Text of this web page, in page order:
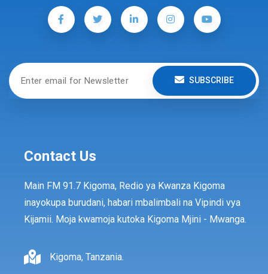
SUBSCRIBE
Contact Us
Main FM 91.7 Kigoma, Redio ya Kwanza Kigoma
inayokupa burudani, habari mbalimbali na Vipindi vya
Kijamii. Moja kwamoja kutoka Kigoma Mjini - Mwanga.
Kigoma, Tanzania.